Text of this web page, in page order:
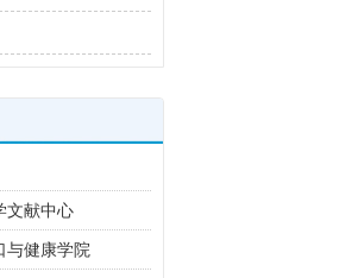
文献中心
与健康学院